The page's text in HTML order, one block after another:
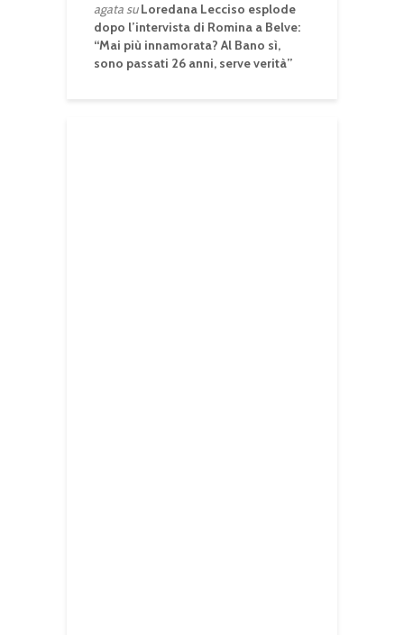
agatasuLoredana Lecciso esplode
dopo l’intervista di Romina a Belve:
“Mai più innamorata? Al Bano sì,
sono passati 26 anni, serve verità”